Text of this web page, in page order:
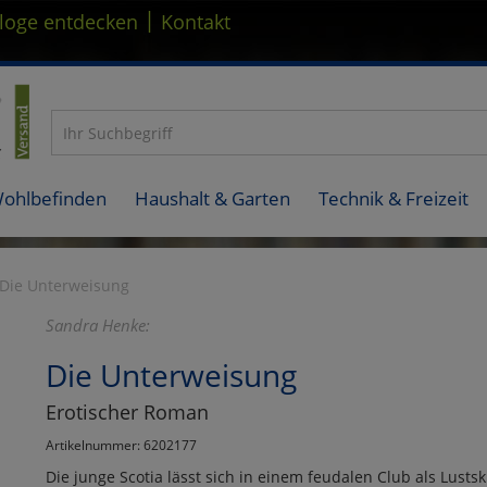
entdecken | Kontakt
Haushalt & Garten Technik & Freizeit
Die Unterweisung
Sandra Henke:
Die Unterweisung
Erotischer Roman
Artikelnummer: 6202177
Die junge Scotia lässt sich in einem feudalen Club als